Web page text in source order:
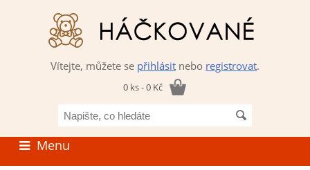
Vítejte, můžete se přihlásit nebo registrovat.
0 ks - 0 Kč
co
hledáte
Menu